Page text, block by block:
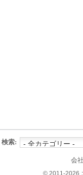
検索:
会
© 2011-2026